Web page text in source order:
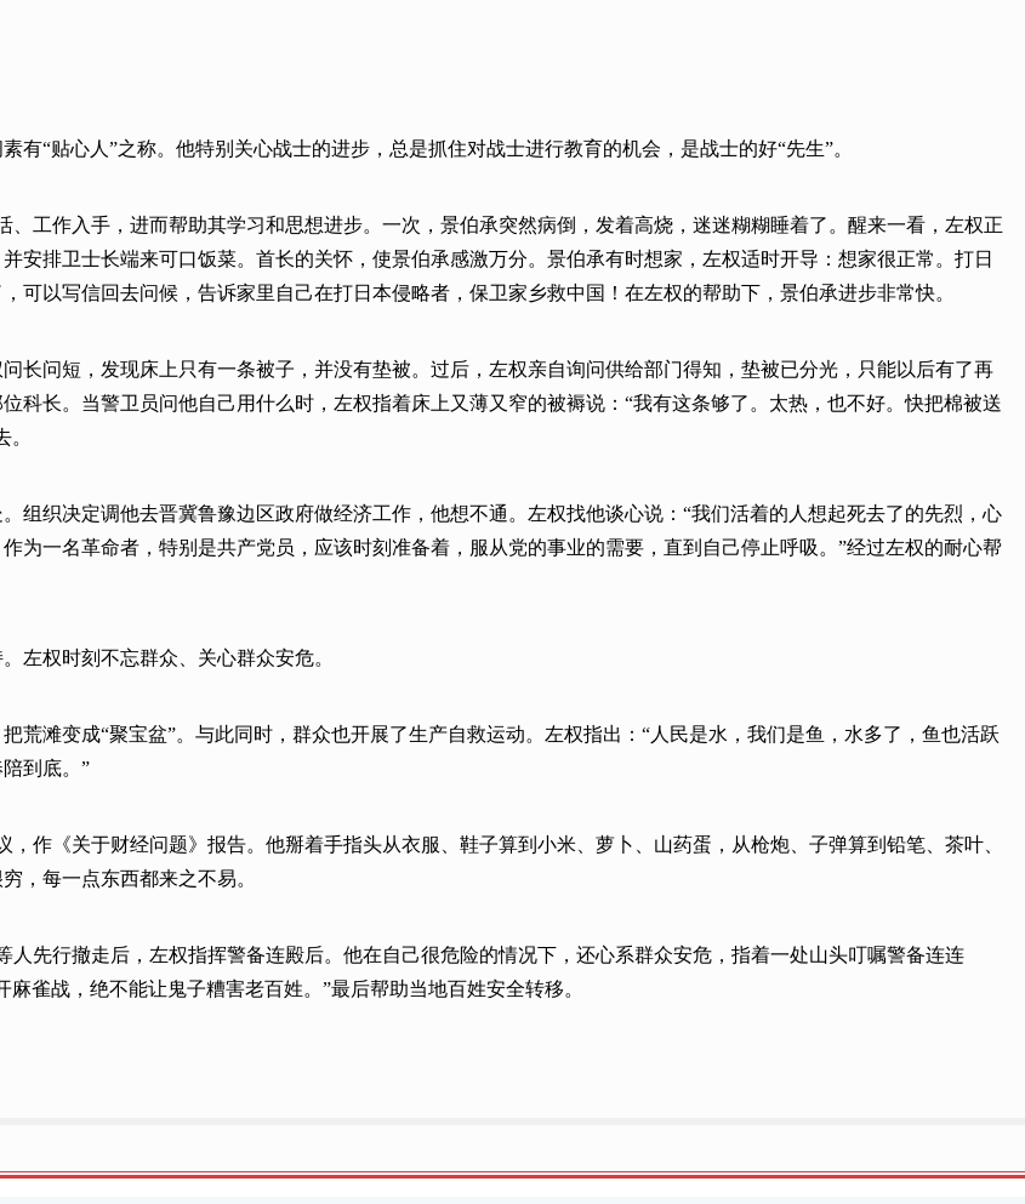
有“贴心人”之称。他特别关心战士的进步，总是抓住对战士进行教育的机会，是战士的好“先生”。
、工作入手，进而帮助其学习和思想进步。一次，景伯承突然病倒，发着高烧，迷迷糊糊睡着了。醒来一看，左权正
安排卫士长端来可口饭菜。首长的关怀，使景伯承感激万分。景伯承有时想家，左权适时开导：想家很正常。打日
可以写信回去问候，告诉家里自己在打日本侵略者，保卫家乡救中国！在左权的帮助下，景伯承进步非常快。
长问短，发现床上只有一条被子，并没有垫被。过后，左权亲自询问供给部门得知，垫被已分光，只能以后有了再
科长。当警卫员问他自己用什么时，左权指着床上又薄又窄的被褥说：“我有这条够了。太热，也不好。快把棉被送
。
组织决定调他去晋冀鲁豫边区政府做经济工作，他想不通。左权找他谈心说：“我们活着的人想起死去了的先烈，心
为一名革命者，特别是共产党员，应该时刻准备着，服从党的事业的需要，直到自己停止呼吸。”经过左权的耐心帮
左权时刻不忘群众、关心群众安危。
荒滩变成“聚宝盆”。与此同时，群众也开展了生产自救运动。左权指出：“人民是水，我们是鱼，水多了，鱼也活跃
到底。”
作《关于财经问题》报告。他掰着手指头从衣服、鞋子算到小米、萝卜、山药蛋，从枪炮、子弹算到铅笔、茶叶、
，每一点东西都来之不易。
人先行撤走后，左权指挥警备连殿后。他在自己很危险的情况下，还心系群众安危，指着一处山头叮嘱警备连连
雀战，绝不能让鬼子糟害老百姓。”最后帮助当地百姓安全转移。